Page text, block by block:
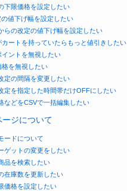
下限価格を設定したい
の値下げ幅を設定したい
らの改定の値下げ幅を設定したい
カートを持っていたらもっと値引きしたい
イントを無視したい
格を無視したい
定の間隔を変更したい
定を指定した時間帯だけOFFにしたい
などをCSVで一括編集したい
ジについて
ードについて
ゲットの変更をしたい
品を検索したい
在庫数を更新したい
価格を設定したい